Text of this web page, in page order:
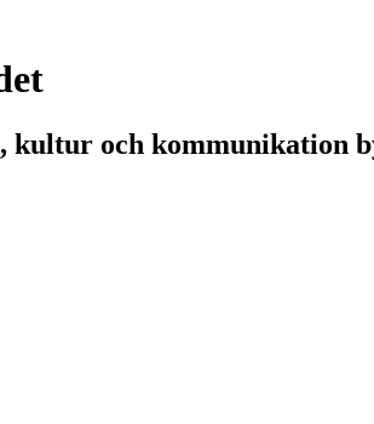
och kommunikation